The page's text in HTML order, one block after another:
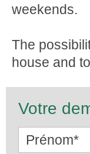
weekends.
The
house and
Votre